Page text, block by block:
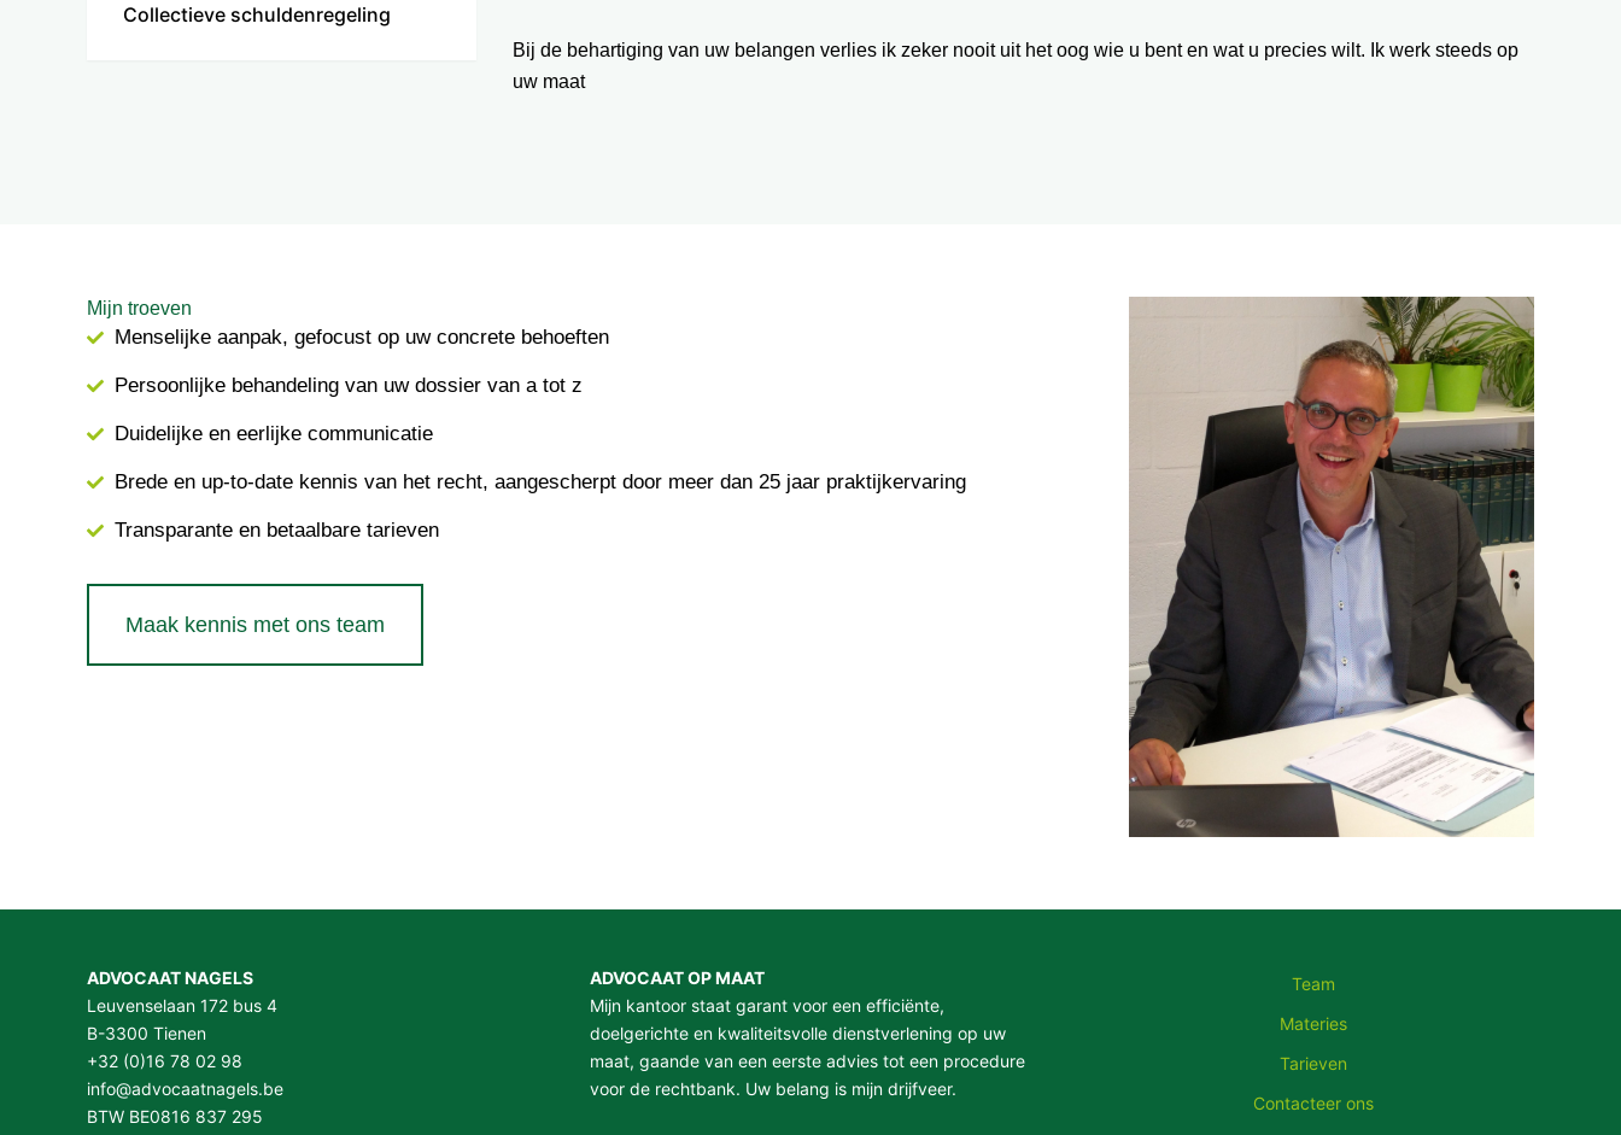
Collectieve schuldenregeling
Bij de behartiging van uw belangen verlies ik zeker nooit uit het oog wie u bent en wat u precies wilt. Ik werk steeds op
uw maat
Mijn troeven
Menselijke aanpak, gefocust op uw concrete behoeften
Persoonlijke behandeling van uw dossier van a tot z
Duidelijke en eerlijke communicatie
Brede en up-to-date kennis van het recht, aangescherpt door meer dan 25 jaar praktijkervaring
Transparante en betaalbare tarieven
Maak kennis met ons team
ADVOCAAT NAGELS
Leuvenselaan 172 bus 4
B-3300 Tienen
+32 (0)16 78 02 98
info@advocaatnagels.be
BTW BE0816 837 295
ADVOCAAT OP MAAT
Mijn kantoor staat garant voor een efficiënte,
doelgerichte en kwaliteitsvolle dienstverlening op uw
maat, gaande van een eerste advies tot een procedure
voor de rechtbank. Uw belang is mijn drijfveer.
Team
Materies
Tarieven
Contacteer ons